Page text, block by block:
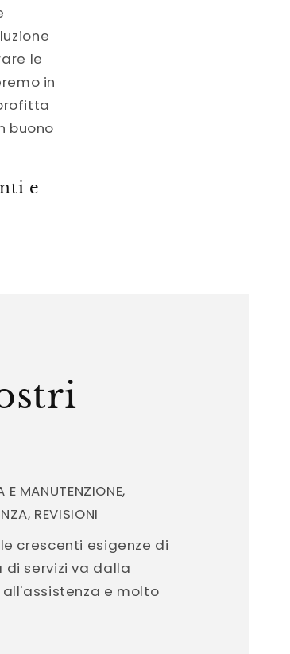
le
in
buono
e
E MANUTENZIONE,
REVISIONI
crescenti esigenze di
servizi va dalla
e molto